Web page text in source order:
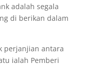
adalah segala
di berikan dalam
perjanjian antara
ialah Pemberi